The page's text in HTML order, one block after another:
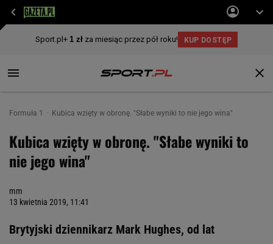
Formuła 1 Kubica wzięty w obronę. "Słabe wyniki to nie jego wina"
Kubica wzięty w obronę. "Słabe wyniki to
nie jego wina"
mm
13 kwietnia 2019, 11:41
Brytyjski dziennikarz Mark Hughes, od lat